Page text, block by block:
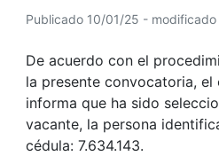
Publicado 10/01/25 - modificado
De acuerdo con el
la presente convocatoria,
informa que ha sido
vacante, la persona
cédula: 7.634.143.